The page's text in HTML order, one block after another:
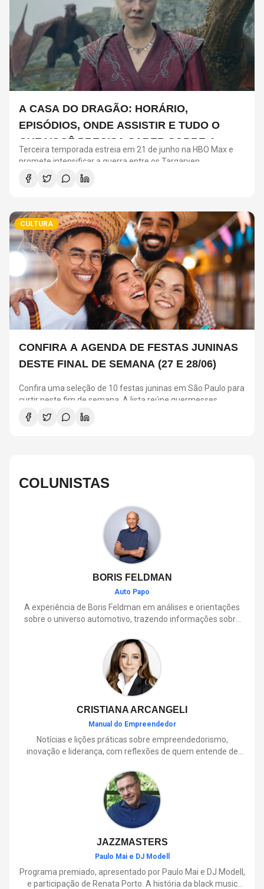
A CASA DO DRAGÃO: HORÁRIO,
EPISÓDIOS, ONDE ASSISTIR E TUDO O
QUE VOCÊ PRECISA SABER SOBRE A
NOVA TEMPORADA
Terceira temporada estreia em 21 de junho na HBO Max e
promete intensificar a guerra entre os Targaryen
CULTURA
CONFIRA A AGENDA DE FESTAS JUNINAS
DESTE FINAL DE SEMANA (27 E 28/06)
Confira uma seleção de 10 festas juninas em São Paulo para
curtir neste fim de semana. A lista reúne quermesses
tradicionais, arraiás gratuitos, eventos para crianças, opções
veganas e sem glúten, além de programação com música ao
COLUNISTAS
BORIS FELDMAN
Auto Papo
A experiência de Boris Feldman em análises e orientações
sobre o universo automotivo, trazendo informações sobre
que envolve o dia a dia dos motoristas.
CRISTIANA ARCANGELI
Manual do Empreendedor
Notícias e lições práticas sobre empreendedorismo,
inovação e liderança, com reflexões de quem entende de
JAZZMASTERS
Paulo Mai e DJ Modell
Programa premiado, apresentado por Paulo Mai e DJ Modell,
e participação de Renata Porto. A história da black music